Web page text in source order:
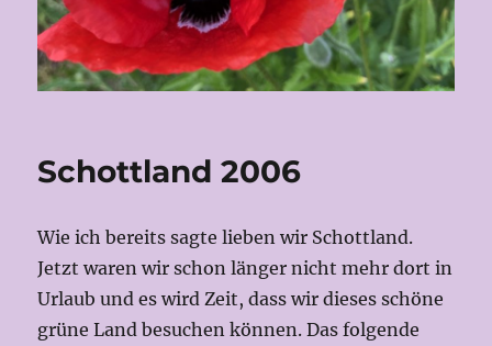
Schottland 2006
Wie ich bereits sagte lieben wir Schottland.
Jetzt waren wir schon länger nicht mehr dort in
Urlaub und es wird Zeit, dass wir dieses schöne
grüne Land besuchen können. Das folgende